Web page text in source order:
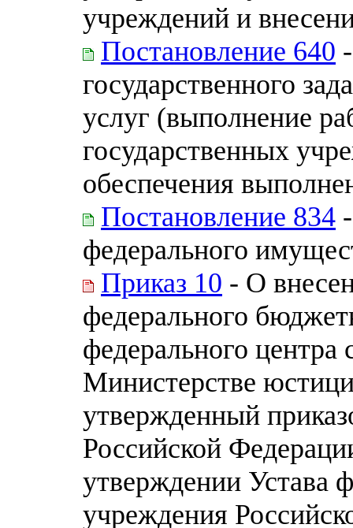
учреждений и
Постановление 640
государственного
услуг (выполнение
государственных
обеспечения
Постановление 834
федерального
Приказ 10 - О
федерального
федерального центра
Министерстве
утвержденный
Российской
утверждении Устава
учреждения